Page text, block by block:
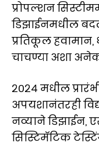
प्रोपल्शन
डिझाईनमधील
प्रतिकूल हवामान,
चाचण्या अशा
२०२४ मधील
अपयशानंतरही
नव्याने डिझाईन,
सिस्टिमॅटिक